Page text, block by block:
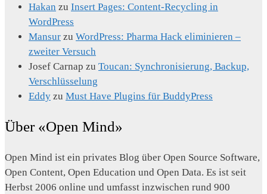
Hakan zu Insert Pages: Content-Recycling in
WordPress
Mansur zu WordPress: Pharma Hack eliminieren –
zweiter Versuch
Josef Carnap zu Toucan: Synchronisierung, Backup,
Verschlüsselung
Eddy zu Must Have Plugins für BuddyPress
Über «Open Mind»
Open Mind ist ein privates Blog über Open Source Software,
Open Content, Open Education und Open Data. Es ist seit
Herbst 2006 online und umfasst inzwischen rund 900